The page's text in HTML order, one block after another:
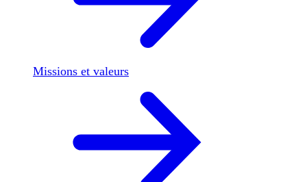
Missions et valeurs